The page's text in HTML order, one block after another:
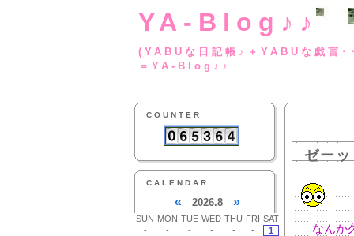
YA-Blog♪♪
(YABUな日記帳♪
＝YA-Blog♪♪
COUNTER
CALENDAR
« 2026.8 »
SUN MON TUE WED THU FRI SAT
-
- - - - -
1
ゼー
なんか